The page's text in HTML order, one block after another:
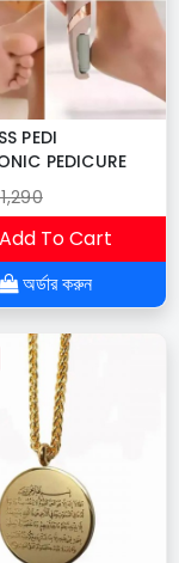
PEDI
PEDICURE
Add To Cart
অর্ডার করুন